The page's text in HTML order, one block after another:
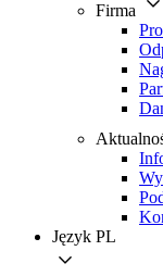
Firma
Język PL